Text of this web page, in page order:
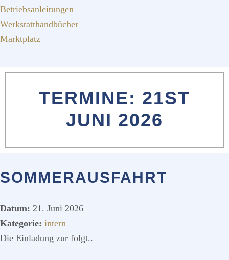
Betriebsanleitungen
Werkstatthandbücher
Marktplatz
TERMINE: 21ST
JUNI 2026
SOMMERAUSFAHRT
Datum: 21. Juni 2026
Kategorie: intern
Die Einladung zur folgt..